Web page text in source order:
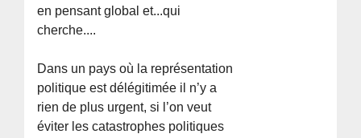
en pensant global et...qui
cherche....
Dans un pays où la représentation
politique est délégitimée il n’y a
rien de plus urgent, si l’on veut
éviter les catastrophes politiques